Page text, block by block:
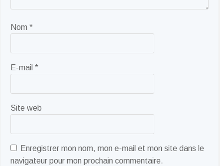
Nom *
E-mail *
Site web
Enregistrer mon nom, mon e-mail et mon site dans le
navigateur pour mon prochain commentaire.